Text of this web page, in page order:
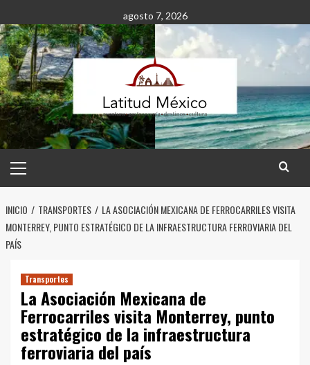
al
contenido
agosto 7, 2026
principal
INICIO TRANSPORTES
LA ASOCIACIÓN MEXICANA DE FERROCARRILES VISITA
MONTERREY, PUNTO ESTRATÉGICO DE LA INFRAESTRUCTURA FERROVIARIA DEL
PAÍS
Transportes
La Asociación Mexicana de
Ferrocarriles visita Monterrey, punto
estratégico de la infraestructura
ferroviaria del país